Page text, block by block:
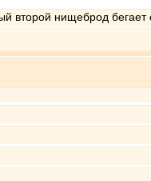
второй нищеброд бегает